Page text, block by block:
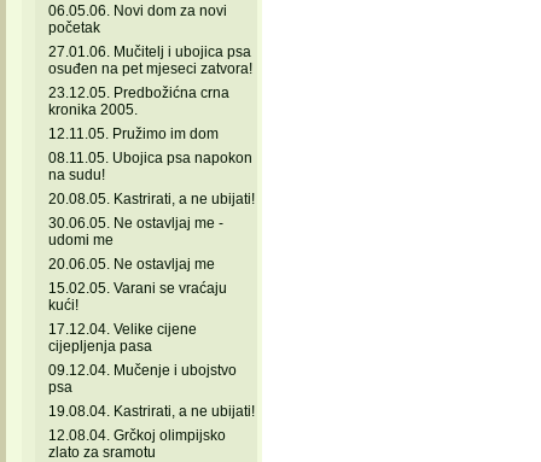
06.05.06. Novi dom za novi
početak
27.01.06. Mučitelj i ubojica psa
osuđen na pet mjeseci zatvora!
23.12.05. Predbožićna crna
kronika 2005.
12.11.05. Pružimo im dom
08.11.05. Ubojica psa napokon
na sudu!
20.08.05. Kastrirati, a ne ubijati!
30.06.05. Ne ostavljaj me -
udomi me
20.06.05. Ne ostavljaj me
15.02.05. Varani se vraćaju
kući!
17.12.04. Velike cijene
cijepljenja pasa
09.12.04. Mučenje i ubojstvo
psa
19.08.04. Kastrirati, a ne ubijati!
12.08.04. Grčkoj olimpijsko
zlato za sramotu